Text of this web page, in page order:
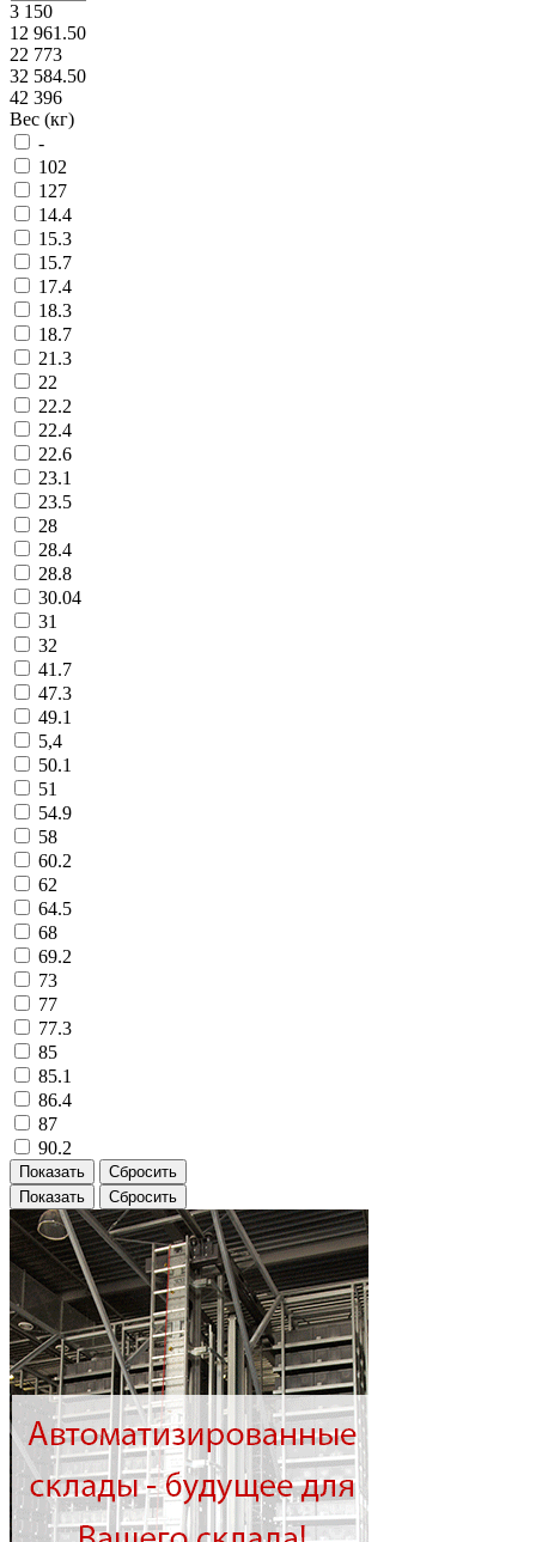
3 150
12 961.50
22 773
32 584.50
42 396
Вес (кг)
-
102
127
14.4
15.3
15.7
17.4
18.3
18.7
21.3
22
22.2
22.4
22.6
23.1
23.5
28
28.4
28.8
30.04
31
32
41.7
47.3
49.1
5,4
50.1
51
54.9
58
60.2
62
64.5
68
69.2
73
77
77.3
85
85.1
86.4
87
90.2
Показать Сбросить